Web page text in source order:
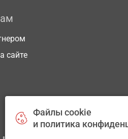
сайте
Файлы cookie
и политика